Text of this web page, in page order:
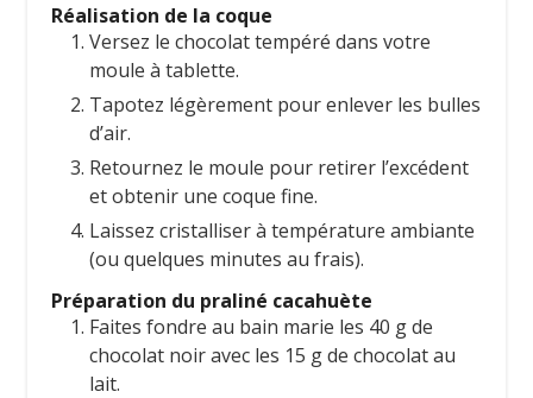
Réalisation de la coque
Versez le chocolat tempéré dans votre
moule à tablette.
Tapotez légèrement pour enlever les bulles
d’air.
Retournez le moule pour retirer l’excédent
et obtenir une coque fine.
Laissez cristalliser à température ambiante
(ou quelques minutes au frais).
Préparation du praliné cacahuète
Faites fondre au bain marie les 40 g de
chocolat noir avec les 15 g de chocolat au
lait.